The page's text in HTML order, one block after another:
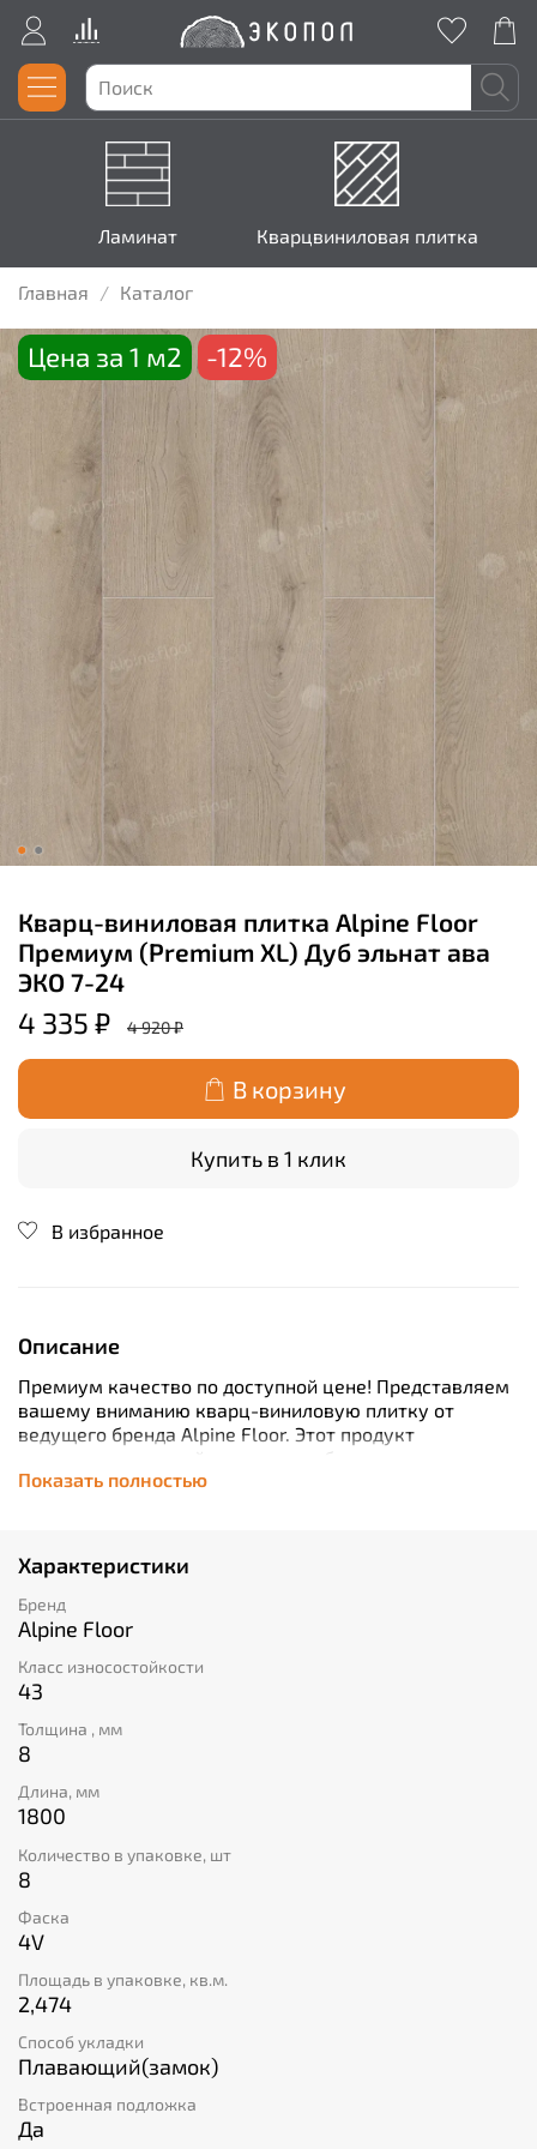
Ламинат Кварцвиниловая плитка
Главная Каталог
Цена за 1 м2 -12%
Кварц-виниловая плитка Alpine Floor
Премиум (Premium XL) Дуб эльнат ава
ЭКО 7-24
4 335 ₽ 4 920 ₽
В корзину
Купить в 1 клик
В избранное
Описание
Премиум качество по доступной цене! Представляем
вашему вниманию кварц-виниловую плитку от
ведущего бренда Alpine Floor. Этот продукт
отличается высокой прочностью благодаря классу
износостойкости 43, а также долговечностью за счет
которая позволяет быстро и легко собрать пол без
использования клея. Плитки имеют встроенную
подложку, что делает процесс монтажа еще проще.
Безопасно использовать даже при наличии открытого
огня – класс пожаробезопасности KM2 гарантирует
это! Изготовленный из каменно-полимерного
композита материал обладает элегантным внешним
видом и приятен на ощупь. Выбирайте стильный
дизайн "дуб эльнат" и создавайте уютное
пространство вокруг себя вместе с продукцией Alpine
Floor!
Показать полностью
Характеристики
Бренд
Alpine Floor
Класс износостойкости
43
Толщина , мм
8
Длина, мм
1800
Количество в упаковке, шт
8
Фаска
4V
Площадь в упаковке, кв.м.
2,474
Способ укладки
Плавающий(замок)
Встроенная подложка
Да